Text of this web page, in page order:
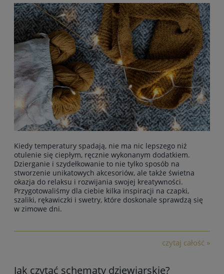
Kiedy temperatury spadają, nie ma nic lepszego niż
otulenie się ciepłym, ręcznie wykonanym dodatkiem.
Dzierganie i szydełkowanie to nie tylko sposób na
stworzenie unikatowych akcesoriów, ale także świetna
okazja do relaksu i rozwijania swojej kreatywności.
Przygotowaliśmy dla ciebie kilka inspiracji na czapki,
szaliki, rękawiczki i swetry, które doskonale sprawdzą się
w zimowe dni.
czytaj całość »
Jak czytać schematy dziewiarskie?